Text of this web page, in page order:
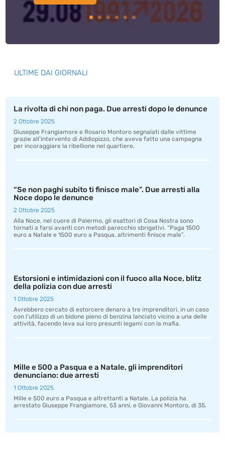
ULTIME DAI GIORNALI
La rivolta di chi non paga. Due arresti dopo le denunce
2 Ottobre 2025
Giuseppe Frangiamore e Rosario Montoro segnalati dalle vittime
grazie all’intervento di Addiopizzo, che aveva fatto una campagna
per incoraggiare la ribellione nel quartiere.
“Se non paghi subito ti finisce male”. Due arresti alla
Noce dopo le denunce
2 Ottobre 2025
Alla Noce, nel cuore di Palermo, gli esattori di Cosa Nostra sono
tornati a farsi avanti con metodi parecchio sbrigativi. “Paga 1500
euro a Natale e 1500 euro a Pasqua, altrimenti finisce male”.
Estorsioni e intimidazioni con il fuoco alla Noce, blitz
della polizia con due arresti
1 Ottobre 2025
Avrebbero cercato di estorcere denaro a tre imprenditori, in un caso
con l’utilizzo di un bidone pieno di benzina lanciato vicino a una delle
attività, facendo leva sui loro presunti legami con la mafia.
Mille e 500 a Pasqua e a Natale, gli imprenditori
denunciano: due arresti
1 Ottobre 2025
Mille e 500 euro a Pasqua e altrettanti a Natale. La polizia ha
arrestato Giuseppe Frangiamore, 53 anni, e Giovanni Montoro, di 35.